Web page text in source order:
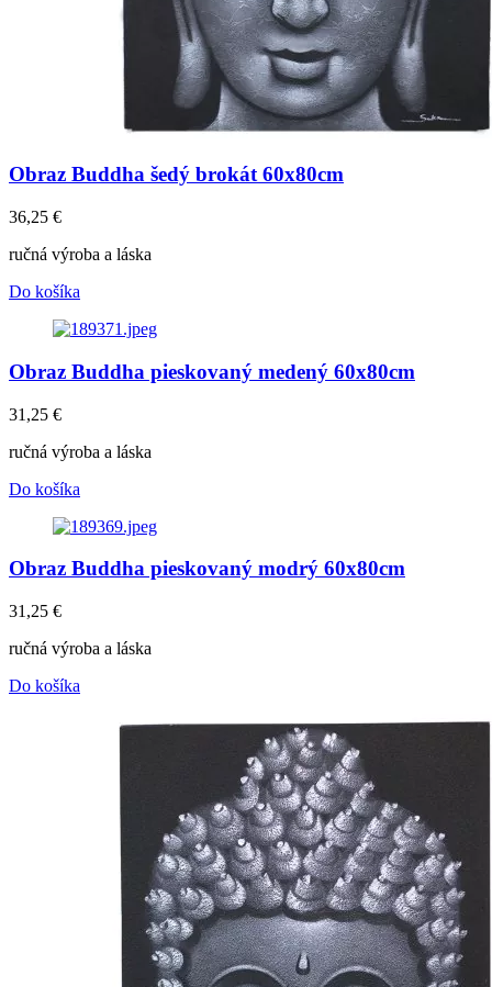
Obraz Buddha šedý brokát 60x80cm
36,25 €
ručná výroba a láska
Do košíka
Obraz Buddha pieskovaný medený 60x80cm
31,25 €
ručná výroba a láska
Do košíka
Obraz Buddha pieskovaný modrý 60x80cm
31,25 €
ručná výroba a láska
Do košíka